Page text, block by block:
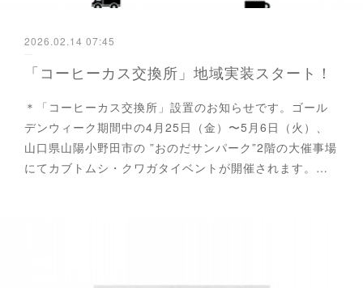
2026.02.14 07:45
「コーヒーカス交換所」地域実装スタート！
＊「コーヒーカス交換所」設置のお知らせです。ゴール
デンウィーク期間中の4月25日（金）〜5月6日（火）、
山口県山陽小野田市の ”おのだサンパーク”2階の大催事場
にてカブトムシ・クワガタイベントが開催されます。…